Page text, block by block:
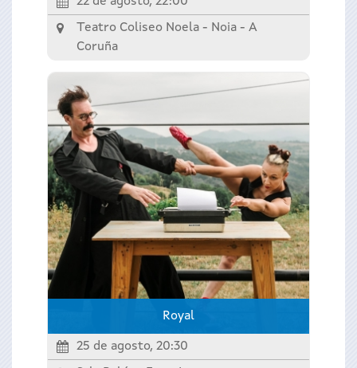
Teatro Coliseo Noela - Noia - A
Coruña
Royal
25 de agosto, 20:30